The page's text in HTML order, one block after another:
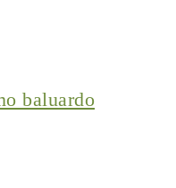
baluardo